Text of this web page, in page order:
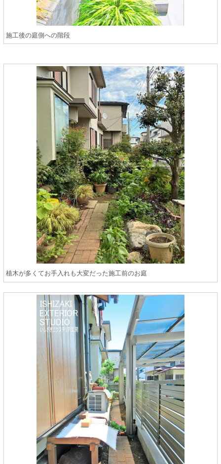
施工後の庭側への階段
植木が多くてお手入れも大変だった施工前のお庭